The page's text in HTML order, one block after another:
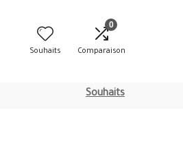
Souhaits
0
Comparaison
Souhaits